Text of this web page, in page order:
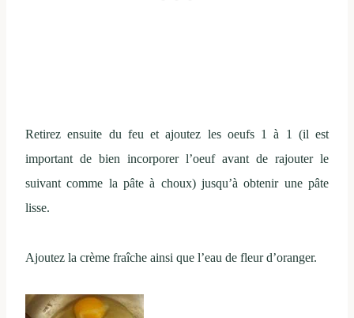
Retirez ensuite du feu et ajoutez les oeufs 1 à 1 (il est
important de bien incorporer l’oeuf avant de rajouter le
suivant comme la pâte à choux) jusqu’à obtenir une pâte
lisse.
Ajoutez la crème fraîche ainsi que l’eau de fleur d’oranger.